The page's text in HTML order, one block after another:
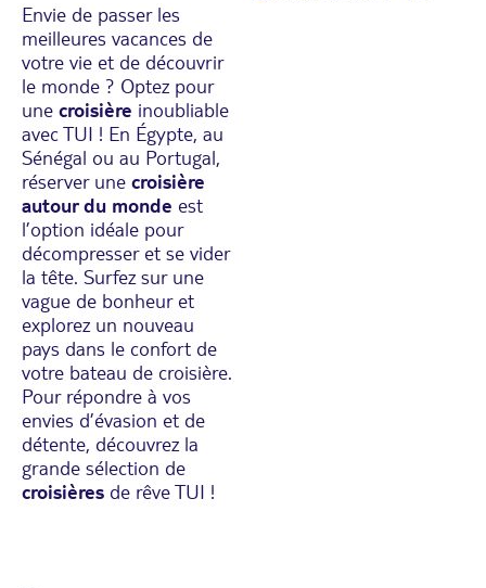
Envie de passer les
meilleures vacances de
votre vie et de découvrir
le monde ? Optez pour
une croisière inoubliable
avec TUI ! En Égypte, au
Sénégal ou au Portugal,
réserver une croisière
autour du monde est
l’option idéale pour
décompresser et se vider
la tête. Surfez sur une
vague de bonheur et
explorez un nouveau
pays dans le confort de
votre bateau de croisière.
Pour répondre à vos
envies d’évasion et de
détente, découvrez la
grande sélection de
croisières de rêve TUI !